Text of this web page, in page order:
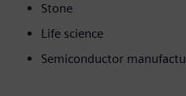
Stone
Life science
Semiconductor